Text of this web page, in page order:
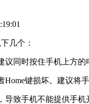
几个：
议同时按住手机上方的
Home键损坏。建议将
导致手机不能提供手